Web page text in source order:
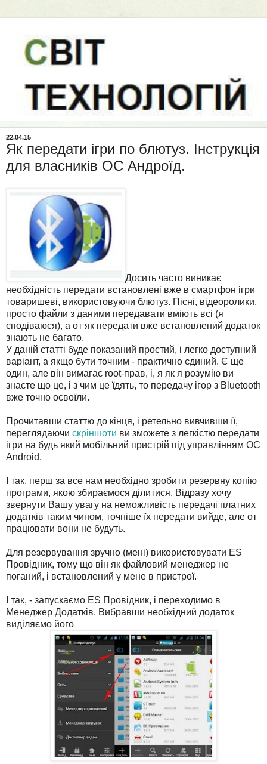
22.04.15
Як передати ігри по блютуз. Інструкція
для власників ОС Андроїд.
Досить часто виникає
необхідність передати встановлені вже в смартфон ігри
товаришеві, використовуючи блютуз. Пісні, відеоролики,
просто файли з даними передавати вміють всі (я
сподіваюся), а от як передати вже встановлений додаток
знають не багато.
У даній статті буде показаний простий, і легко доступний
варіант, а якщо бути точним - практично єдиний. Є ще
один, але він вимагає root-прав, і, я як я розумію ви
знаєте що це, і з чим це їдять, то передачу ігор з Bluetooth
вже точно освоїли.
Прочитавши статтю до кінця, і ретельно вивчивши її,
переглядаючи скріншоти ви зможете з легкістю передати
ігри на будь який мобільний пристрій під управлінням ОС
Android.
І так, перш за все нам необхідно зробити резервну копію
програми, якою збираємося ділитися. Відразу хочу
звернути Вашу увагу на неможливість передачі платних
додатків таким чином, точніше їх передати вийде, але от
працювати вони не будуть.
Для резервування зручно (мені) використовувати ES
Провідник, тому що він як файловий менеджер не
поганий, і встановлений у мене в пристрої.
І так, - запускаємо ES Провідник, і переходимо в
Менеджер Додатків. Вибравши необхідний додаток
виділяємо його